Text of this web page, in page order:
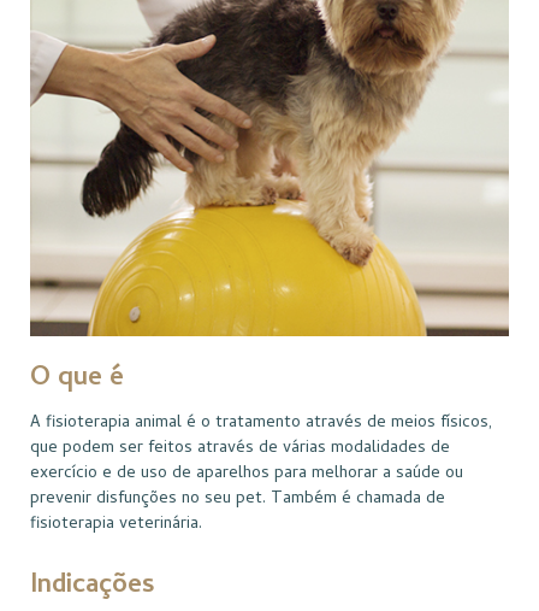
O que é
A fisioterapia animal é o tratamento através de meios físicos,
que podem ser feitos através de várias modalidades de
exercício e de uso de aparelhos para melhorar a saúde ou
prevenir disfunções no seu pet. Também é chamada de
fisioterapia veterinária.
Indicações